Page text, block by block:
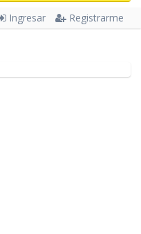
Ingresar Registrarme